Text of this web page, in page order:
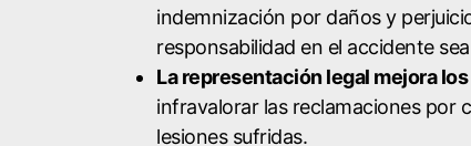
indemnización por daños y
responsabilidad en el accidente
La representación legal mejora
infravalorar las reclamaciones por
lesiones sufridas.